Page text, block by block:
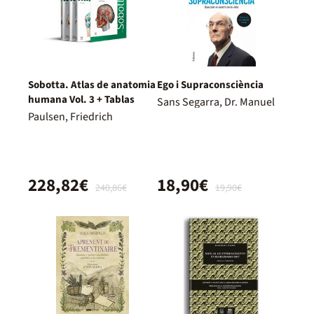
Sobotta. Atlas de anatomia
humana Vol. 3 + Tablas
Paulsen, Friedrich
240,86€
228,82€
Ego i Supraconsciència
Sans Segarra, Dr. Manuel
19,90€
18,90€